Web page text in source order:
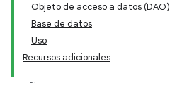
Objeto de acceso a datos (DAO)
Base de datos
Uso
Recursos adicionales